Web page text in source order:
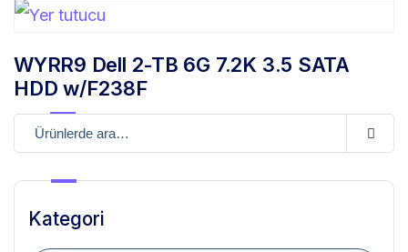
WYRR9 Dell 2-TB 6G 7.2K 3.5 SATA
HDD w/F238F
Kategori